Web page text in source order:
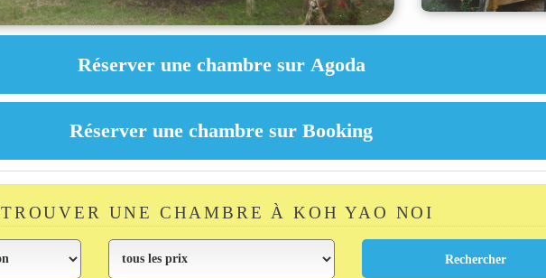
TROUVER UNE CHAMBRE À KOH YAO NOI